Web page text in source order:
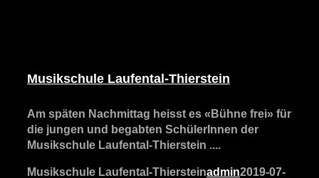
Musikschule Laufental-Thierstein
Am späten Nachmittag heisst es «Bühne frei» für
die jungen und begabten SchülerInnen der
Musikschule Laufental-Thierstein ....
Musikschule Laufental-Thiersteinadmin2019-07-